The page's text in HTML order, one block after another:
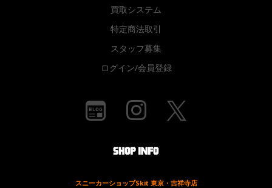
買取システム
特定商法取引
スタッフ募集
ログイン/会員登録
スニーカーショップSkit 東京・吉祥寺店